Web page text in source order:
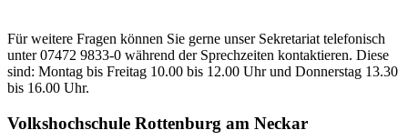
Für weitere Fragen können Sie gerne unser Sekretariat telefonisch
unter 07472 9833-0 während der Sprechzeiten kontaktieren. Diese
sind: Montag bis Freitag 10.00 bis 12.00 Uhr und Donnerstag 13.30
bis 16.00 Uhr.
Volkshochschule Rottenburg am Neckar